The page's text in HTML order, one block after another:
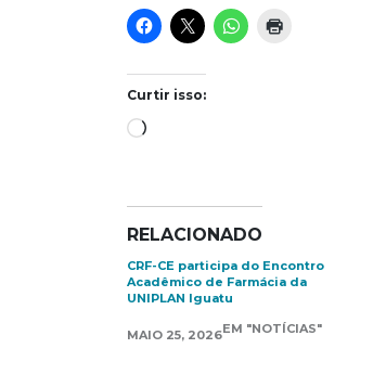
Curtir isso:
Carregando...
RELACIONADO
CRF-CE participa do Encontro
Acadêmico de Farmácia da
UNIPLAN Iguatu
MAIO 25, 2026EM "NOTÍCIAS"